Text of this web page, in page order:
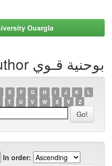
Ouargla
Browsing by Author بوحنية قـوي
E F G H I J K
L
T U V W X Y Z
In order: